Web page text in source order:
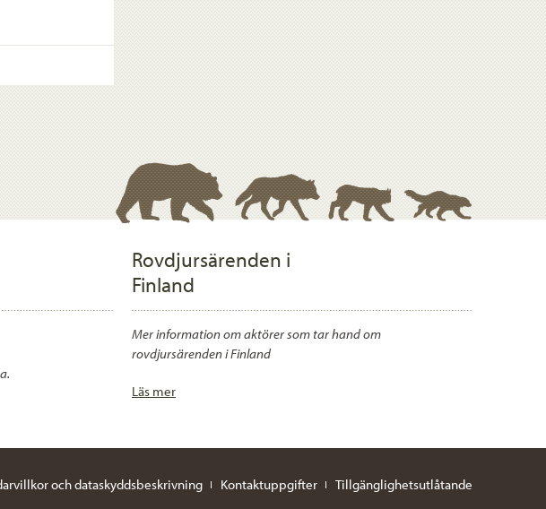
Rovdjursärenden i
Finland
Mer information om aktörer som tar hand om
rovdjursärenden i Finland
Läs mer
och dataskyddsbeskrivning Kontaktuppgifter Tillgänglighetsutlåtande